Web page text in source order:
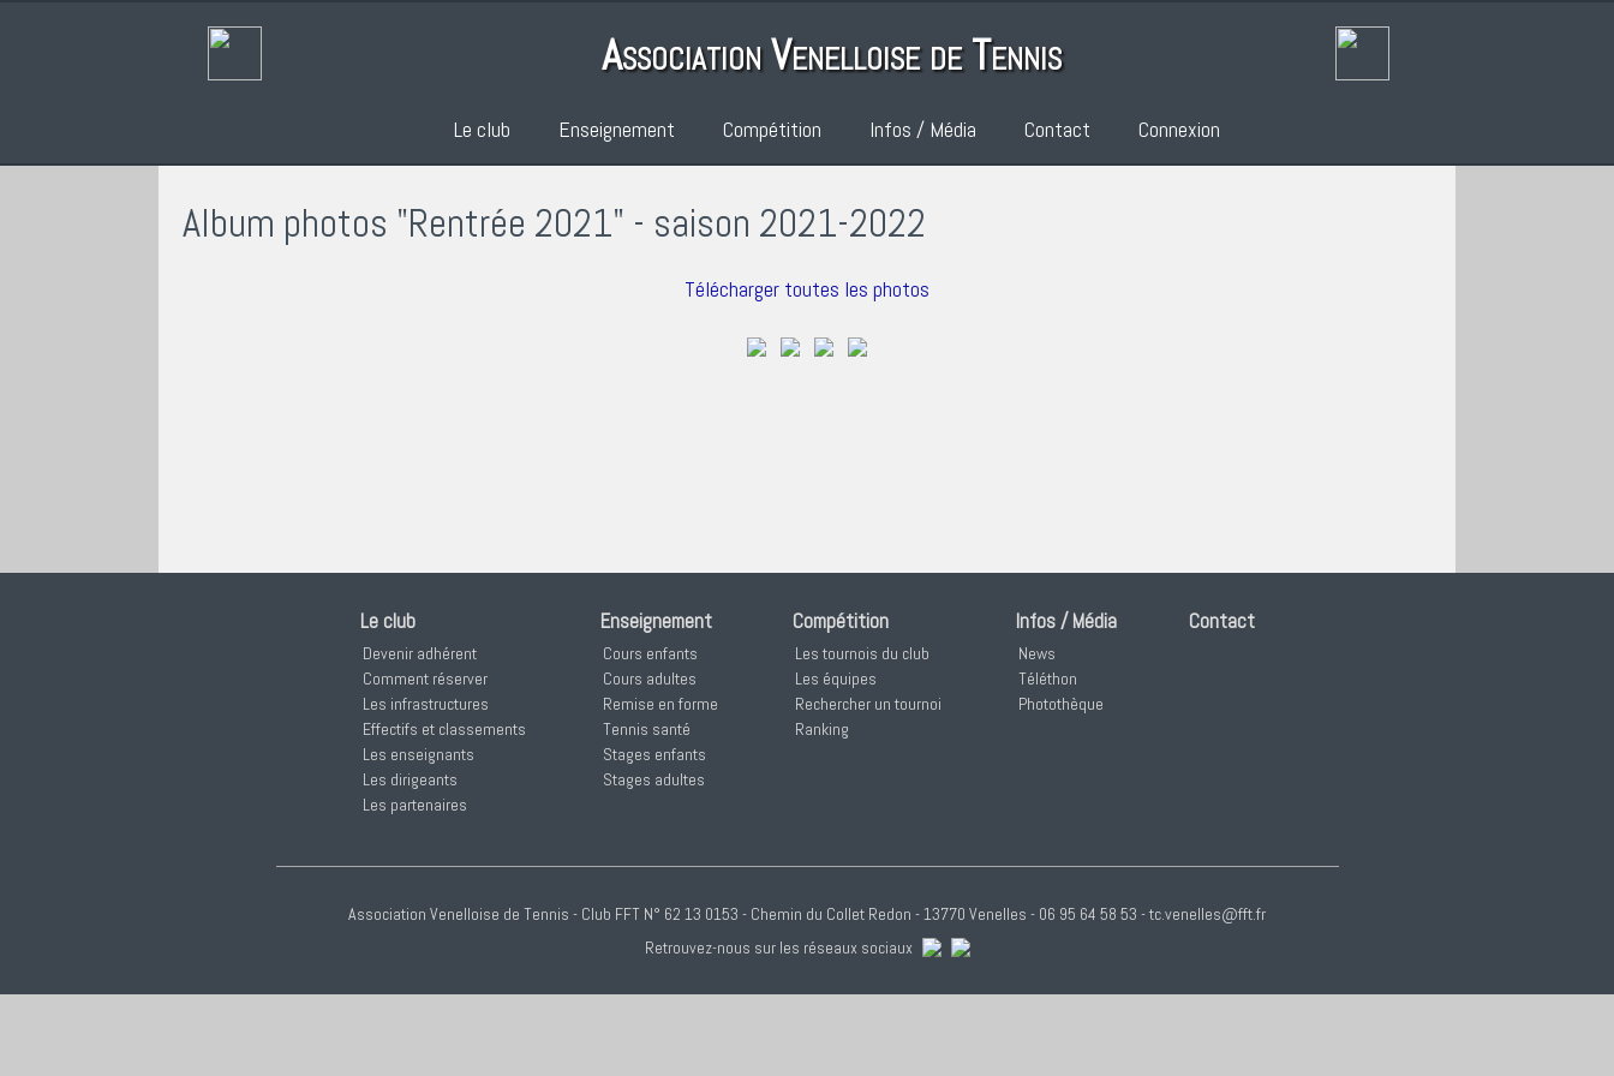
Association Venelloise de Tennis
Le club Enseignement Compétition Infos / Média Contact Connexion
Album photos "Rentrée 2021" - saison 2021-2022
Télécharger toutes les photos
Le club
Devenir adhérent
Comment réserver
Les infrastructures
Effectifs et classements
Les enseignants
Les dirigeants
Les partenaires
Enseignement
Cours enfants
Cours adultes
Remise en forme
Tennis santé
Stages enfants
Stages adultes
Compétition
Les tournois du club
Les équipes
Rechercher un tournoi
Ranking
Infos / Média
News
Téléthon
Photothèque
Contact
Association Venelloise de Tennis - Club FFT N° 62 13 0153 - Chemin du Collet Redon - 13770 Venelles - 06 95 64 58 53 - tc.venelles@fft.fr
Retrouvez-nous sur les réseaux sociaux